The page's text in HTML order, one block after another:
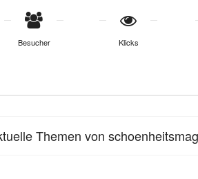
Besucher Klicks
Themen von